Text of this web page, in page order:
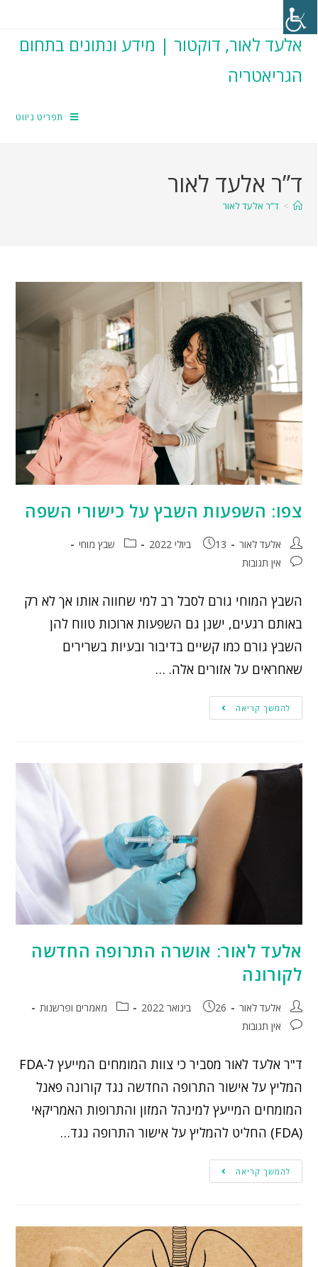
אלעד לאור, דוקטור | מידע ונתונים בתחום
הגריאטריה
תפריט ניווט
ד”ר אלעד לאור
> ד”ר אלעד לאור
צפו: השפעות השבץ על כישורי השפה
אלעד לאור 13 ביולי 2022
שבץ מוחי
אין תגובות
השבץ המוחי גורם לסבל רב למי שחווה אותו אך לא רק
באותם רגעים, ישנן גם השפעות ארוכות טווח להן
השבץ גורם כמו קשיים בדיבור ובעיות בשרירים
שאחראים על אזורים אלה. …
להמשך קריאה
אלעד לאור: אושרה התרופה החדשה
לקורונה
אלעד לאור 26 בינואר 2022
מאמרים ופרשנות
אין תגובות
ד"ר אלעד לאור מסביר כי צוות המומחים המייעץ ל-FDA
המליץ על אישור התרופה החדשה נגד קורונה פאנל
המומחים המייעץ למינהל המזון והתרופות האמריקאי
(FDA) החליט להמליץ על אישור התרופה נגד…
להמשך קריאה